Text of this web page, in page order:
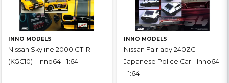
INNO MODELS
Nissan Skyline 2000 GT-R
(KGC10) - Inno64 - 1:64
INNO MODELS
Nissan Fairlady 240ZG
Japanese Police Car - Inno64
- 1:64